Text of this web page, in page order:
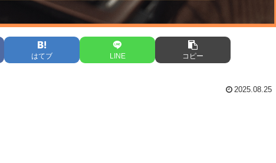
はてブ LINE コピー
2025.08.25